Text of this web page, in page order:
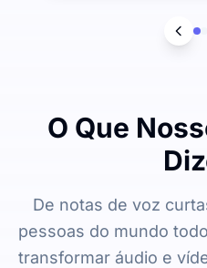
O Que
De notas de voz
pessoas do mundo
transformar áudio e